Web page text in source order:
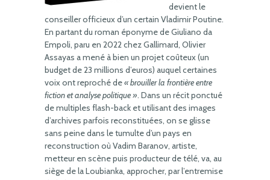
devient le
conseiller officieux d’un certain Vladimir Poutine.
En partant du roman éponyme de Giuliano da
Empoli, paru en 2022 chez Gallimard, Olivier
Assayas a mené à bien un projet coûteux (un
budget de 23 millions d’euros) auquel certaines
voix ont reproché de« brouiller la frontière entre
fiction et analyse politique ». Dans un récit ponctué
de multiples flash-back et utilisant des images
d’archives parfois reconstituées, on se glisse
sans peine dans le tumulte d’un pays en
reconstruction où Vadim Baranov, artiste,
metteur en scène puis producteur de télé, va, au
siège de la Loubianka, approcher, par l’entremise